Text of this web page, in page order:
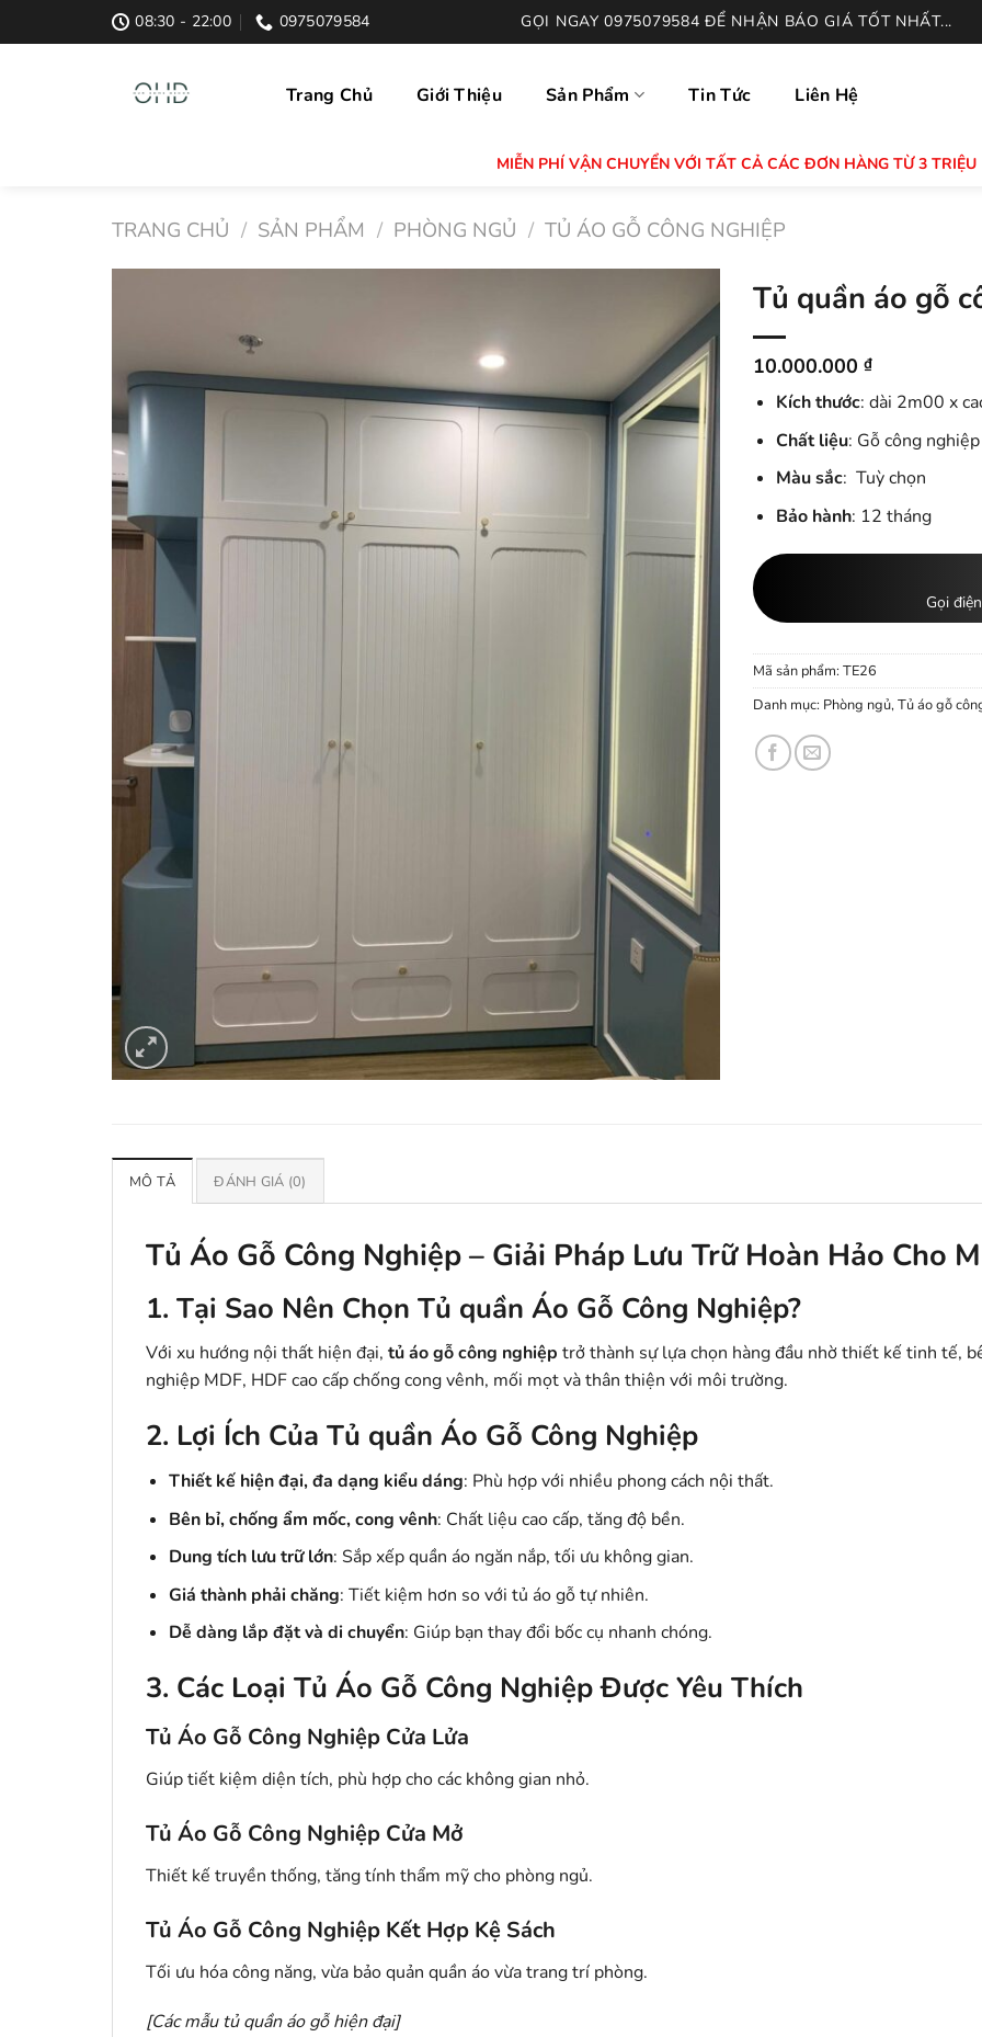
to
08:30 - 22:00 0975079584 GỌI NGAY 0975079584 ĐỂ NHẬN BÁO GIÁ TỐT NHẤT...
Trang Chủ Giới Thiệu Sản Phẩm Tin Tức Liên Hệ
MIỄN PHÍ VẬN CHUYỂN VỚI TẤT CẢ CÁC ĐƠN HÀNG TỪ 3 TRIỆU
TRANG CHỦ / SẢN PHẨM / PHÒNG NGỦ / TỦ ÁO GỖ CÔNG NGHIỆP
Tủ quần áo gỗ
10.000.000 ₫
Kích thước: dài 2m00 x
Chất liệu: Gỗ công
Màu sắc: Tuỳ chọn
Bảo hành: 12 tháng
Gọi
Mã sản phẩm: TE26
Danh mục: Phòng ngủ,Tủ áo gỗ
MÔ TẢ ĐÁNH GIÁ (0)
Tủ Áo Gỗ Công Nghiệp – Giải Pháp Lưu Trữ Hoàn Hảo Cho
1. Tại Sao Nên Chọn Tủ quần Áo Gỗ Công Nghiệp?
Với xu hướng nội thất hiện đại, tủ áo gỗ công nghiệp trở thành sự lựa chọn hàng đầu nhờ thiết kế tinh tế,
nghiệp MDF, HDF cao cấp chống cong vênh, mối mọt và thân thiện với môi trường.
2. Lợi Ích Của Tủ quần Áo Gỗ Công Nghiệp
Thiết kế hiện đại, đa dạng kiểu dáng: Phù hợp với nhiều phong cách nội thất.
Bên bỉ, chống ẩm mốc, cong vênh: Chất liệu cao cấp, tăng độ bền.
Dung tích lưu trữ lớn: Sắp xếp quần áo ngăn nắp, tối ưu không gian.
Giá thành phải chăng: Tiết kiệm hơn so với tủ áo gỗ tự nhiên.
Dễ dàng lắp đặt và di chuyển: Giúp bạn thay đổi bốc cụ nhanh chóng.
3. Các Loại Tủ Áo Gỗ Công Nghiệp Được Yêu Thích
Tủ Áo Gỗ Công Nghiệp Cửa Lửa
Giúp tiết kiệm diện tích, phù hợp cho các không gian nhỏ.
Tủ Áo Gỗ Công Nghiệp Cửa Mở
Thiết kế truyền thống, tăng tính thẩm mỹ cho phòng ngủ.
Tủ Áo Gỗ Công Nghiệp Kết Hợp Kệ Sách
Tối ưu hóa công năng, vừa bảo quản quần áo vừa trang trí phòng.
[Các mẫu tủ quần áo gỗ hiện đại]